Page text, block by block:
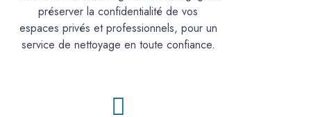
préserver la confidentialité de vos
espaces privés et professionnels, pour un
service de nettoyage en toute confiance.